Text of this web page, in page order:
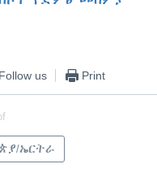
Follow us Print
ኤርትራ